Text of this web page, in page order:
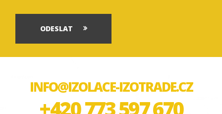
ODESLAT
INFO@IZOLACE-IZOTRADE.CZ